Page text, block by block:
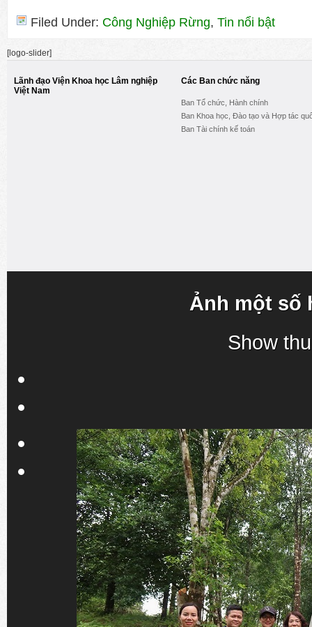
Filed Under: Công Nghiệp Rừng, Tin nổi bật
[logo-slider]
Lãnh đạo Viện Khoa học Lâm nghiệp
Việt Nam
Các Ban chức năng
Ban Tổ chức, Hành chính
Ban Khoa học, Đào tạo và Hợp tác
Ban Tài chính kế toán
Ảnh một số
Show